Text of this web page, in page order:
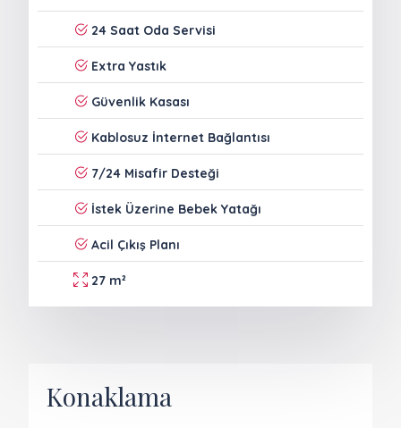
24 Saat Oda Servisi
Extra Yastık
Güvenlik Kasası
Kablosuz İnternet Bağlantısı
7/24 Misafir Desteği
İstek Üzerine Bebek Yatağı
Acil Çıkış Planı
27 m²
Konaklama